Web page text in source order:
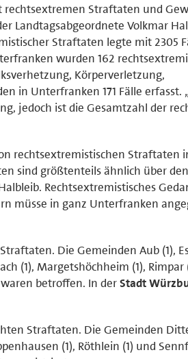
rechtsextremen Straftaten und
Landtagsabgeordnete Volkmar
Straftaten legte mit 2305
wurden 162
Körperverletzung,
in Unterfranken 171 Fälle erfasst.
jedoch ist die Gesamtzahl der
rechtsextremistischen Straftaten
sind größtenteils ähnlich über
Rechtsextremistisches
müsse in ganz Unterfranken
Die Gemeinden Aub (1),
(1), Margetshöchheim (1), Rimpar
betroffen. In derStadt
Straftaten. Die Gemeinden
(1), Röthlein (1) und